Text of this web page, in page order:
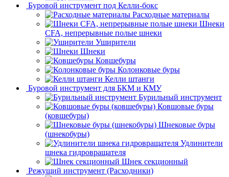
Буровой инструмент под Келли-бокс
Расходные материалы
Шнеки
CFA, непрерывные полые шнеки
Уширители
Шнеки
Ковшебуры
Колонковые буры
Келли штанги
Буровой инструмент для БКМ и КМУ
Бурильный инструмент
Ковшовые буры
(ковшебуры)
Шнековые буры
(шнекобуры)
Удлинители
шнека гидровращателя
Шнек секционный
Режущий инструмент (Расходники)